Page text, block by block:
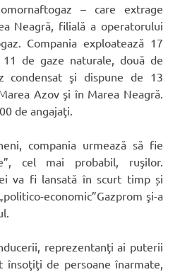
– care extrage
Neagră, filială a operatorului
Compania exploatează 17
de gaze naturale, două de
condensat şi dispune de 13
Azov şi în Marea Neagră.
de angajaţi.
compania urmează să fie
cel mai probabil, ruşilor.
va fi lansată în scurt timp și
economic”Gazprom şi-a
reprezentanţi ai puterii
însoţiţi de persoane înarmate,